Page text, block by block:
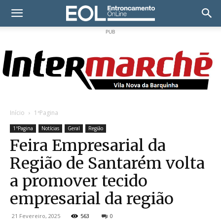
PUB
Início 1ªPagina
1ªPagina Notícias Geral Região
Feira Empresarial da
Região de Santarém volta
a promover tecido
empresarial da região
21 Fevereiro, 2025 563 0